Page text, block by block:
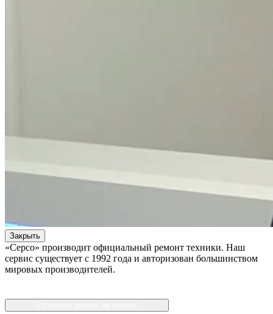
Закрыть
«Серсо» производит официальный ремонт техники. Наш
сервис существует с 1992 года и авторизован большинством
мировых производителей.